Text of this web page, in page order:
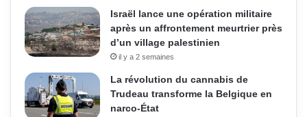
Israël lance une opération militaire
après un affrontement meurtrier près
d’un village palestinien
il y a 2 semaines
La révolution du cannabis de
Trudeau transforme la Belgique en
narco-État